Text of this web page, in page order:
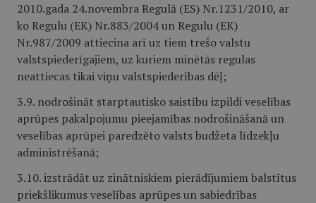
2010.gada 24.novembra Regulā (ES) Nr.1231/2010, ar
ko Regulu (EK) Nr.883/2004 un Regulu (EK)
Nr.987/2009 attiecina arī uz tiem trešo valstu
valstspiederīgajiem, uz kuriem minētās regulas
neattiecas tikai viņu valstspiederības dēļ;
3.9. nodrošināt starptautisko saistību izpildi veselības
aprūpes pakalpojumu pieejamības nodrošināšanā un
veselības aprūpei paredzēto valsts budžeta līdzekļu
administrēšanā;
3.10. izstrādāt uz zinātniskiem pierādījumiem balstītus
priekšlikumus veselības aprūpes un sabiedrības